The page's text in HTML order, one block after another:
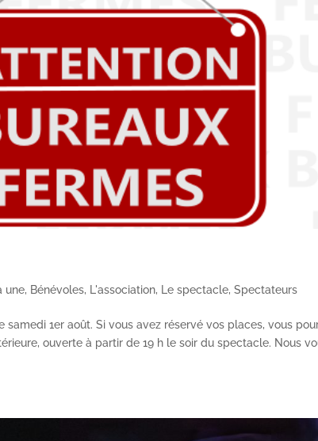
une, Bénévoles, L'association, Le spectacle,Spectateurs
1er août. Si vous avez réservé vos places, vous
ouverte à partir de 19 h le soir du spectacle. Nous